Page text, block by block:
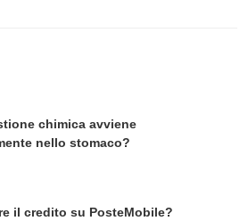
chimica avviene
nello stomaco?
il credito su PosteMobile?